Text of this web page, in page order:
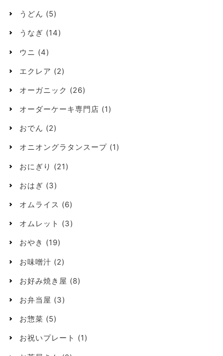
うどん (5)
うなぎ (14)
ウニ (4)
エクレア (2)
オーガニック (26)
オーダーケーキ専門店 (1)
おでん (2)
オニオングラタンスープ (1)
おにぎり (21)
おはぎ (3)
オムライス (6)
オムレット (3)
おやき (19)
お味噌汁 (2)
お好み焼き屋 (8)
お弁当屋 (3)
お惣菜 (5)
お祝いプレート (1)